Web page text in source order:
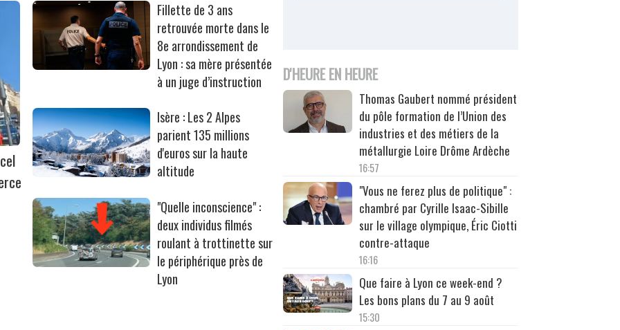
Fillette de 3 ans
retrouvée morte dans le
8e arrondissement de
Lyon : sa mère présentée
à un juge d’instruction
Isère : Les 2 Alpes
parient 135 millions
d'euros sur la haute
altitude
"Quelle inconscience" :
deux individus filmés
roulant à trottinette sur
le périphérique près de
Lyon
D'HEURE EN HEURE
Thomas Gaubert nommé président
du pôle formation de l’Union des
industries et des métiers de la
métallurgie Loire Drôme Ardèche
16:57
"Vous ne ferez plus de politique" :
chambré par Cyrille Isaac-Sibille
sur le village olympique, Éric Ciotti
contre-attaque
16:16
Que faire à Lyon ce week-end ?
Les bons plans du 7 au 9 août
15:30